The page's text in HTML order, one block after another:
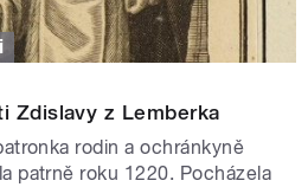
Zdislavy z Lemberka
rodin a ochránkyně
patrně roku 1220. Pocházela